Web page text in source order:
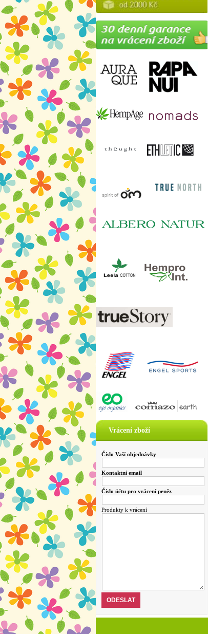
Vrácení zboží
Číslo Vaší objednávky
Kontaktní email
Číslo účtu pro vrácení peněz
Produkty k vrácení